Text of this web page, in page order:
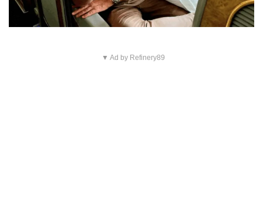
▼ Ad by Refinery89